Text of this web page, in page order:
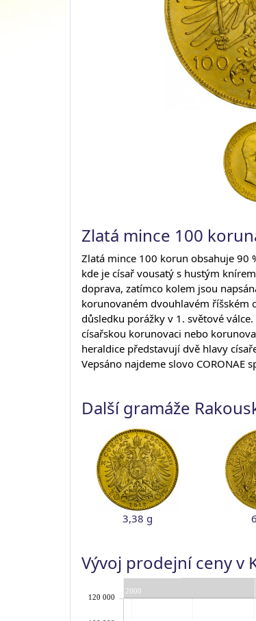
Zlatá mince 100
Zlatá mince 100 korun obsahuje 90
kde je císař vousatý s hustým
doprava, zatímco kolem jsou
korunovaném dvouhlavém říšském
důsledku porážky v 1. světové
císařskou korunovaci nebo
heraldice představují dvě hlavy
Vepsáno najdeme slovo
Další gramáže
3,38 g
Vývoj prodejní ceny v